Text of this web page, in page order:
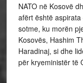
NATO në Kosovë
afërt është
sotme, ku morën
Kosovës, Hashim
Haradinaj, si dhe
për kryeministër të